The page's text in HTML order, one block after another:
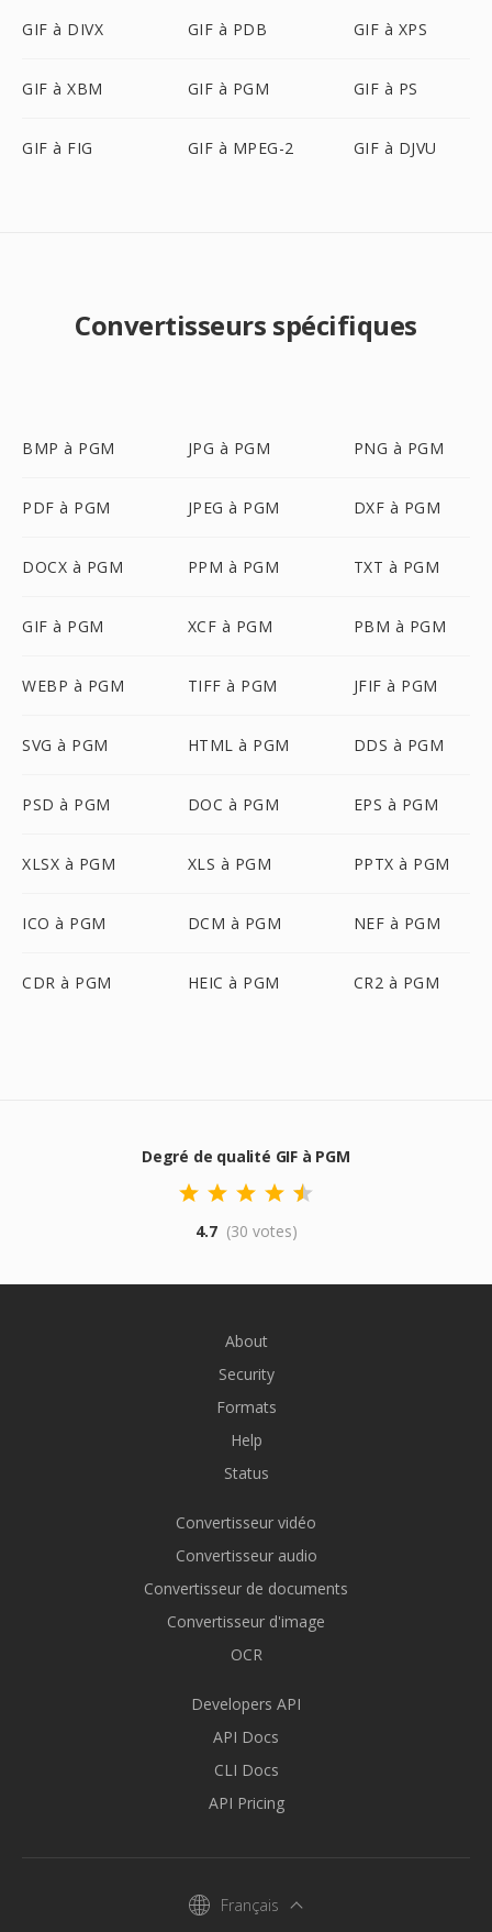
GIF à DIVX GIF à PDB GIF à XPS
GIF à XBM GIF à PGM GIF à PS
GIF à FIG GIF à MPEG-2 GIF à DJVU
Convertisseurs spécifiques
BMP à PGM JPG à PGM PNG à PGM
PDF à PGM JPEG à PGM DXF à PGM
DOCX à PGM PPM à PGM TXT à PGM
GIF à PGM XCF à PGM PBM à PGM
WEBP à PGM TIFF à PGM JFIF à PGM
SVG à PGM HTML à PGM DDS à PGM
PSD à PGM DOC à PGM EPS à PGM
XLSX à PGM XLS à PGM PPTX à PGM
ICO à PGM DCM à PGM NEF à PGM
CDR à PGM HEIC à PGM CR2 à PGM
Degré de qualité GIF à PGM
4.7 (30 votes)
About
Security
Formats
Help
Status
Convertisseur vidéo
Convertisseur audio
Convertisseur de documents
Convertisseur d'image
OCR
Developers API
API Docs
CLI Docs
API Pricing
Français